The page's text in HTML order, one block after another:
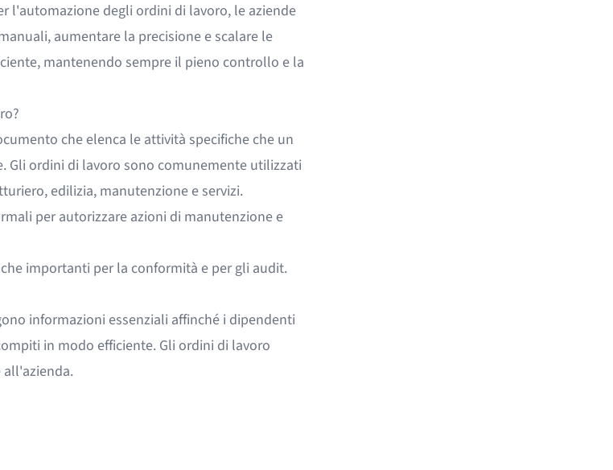
l'automazione degli ordini di lavoro, le aziende
aumentare la precisione e scalare le
mantenendo sempre il pieno controllo e la
che elenca le attività specifiche che un
Gli ordini di lavoro sono comunemente utilizzati
edilizia, manutenzione e servizi.
per autorizzare azioni di manutenzione e
importanti per la conformità e per gli audit.
informazioni essenziali affinché i dipendenti
in modo efficiente. Gli ordini di lavoro
all'azienda.